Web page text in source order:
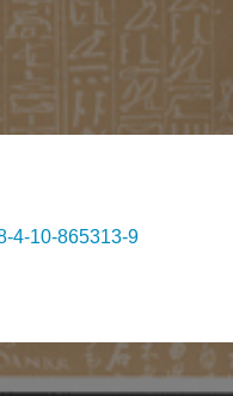
4-10-865313-9